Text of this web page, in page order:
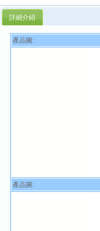
詳細介紹
產品圖:
產品圖: